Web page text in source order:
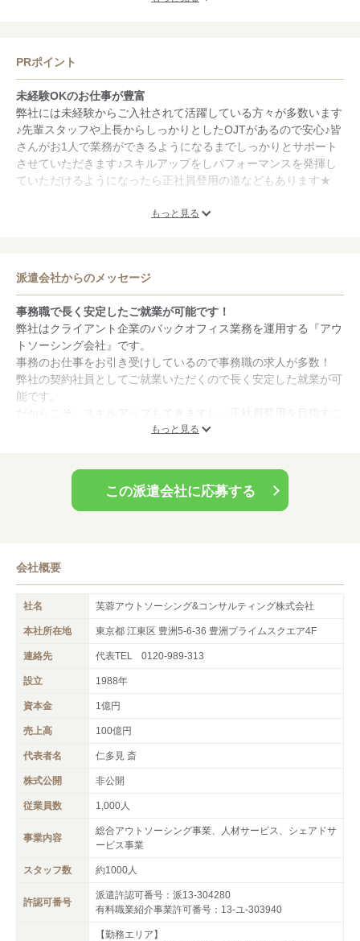
ショッピング/スポーツジムや習い事/育児・介護のサービスが割
引価格で利用）
■残業代別途全額支給
■通勤交通費全額支給（規定あり）
■有給休暇
■結婚休暇
■忌引休暇
■マイデイ休暇（誕生日休暇）
PRポイント
未経験OKのお仕事が豊富
弊社には未経験からご入社されて活躍している方々が多数います
♪先輩スタッフや上長からしっかりとしたOJTがあるので安心♪皆
さんがお1人で業務ができるようになるまでしっかりとサポート
させていただきます♪スキルアップをしパフォーマンスを発揮し
ていただけるようになったら正社員登用の道などもあります★
職場環境でいきいきとお仕事をしていただけます！
取り扱い職種が豊富
弊社は人事・総務・経理といった管理部門のお仕事や、一般事
務・営業事務といったバックオフィス業務のお仕事など、豊富な
事務職の求人がございます！ご経験やご希望に合わせてご自身に
合う事務のお仕事を見つけやすい会社です！これまでのご経験を
活かして弊社で新たな事務業務にチャレンジしてみませんか？
もっと見る
派遣会社からのメッセージ
事務職で長く安定したご就業が可能です！
弊社はクライアント企業のバックオフィス業務を運用する『アウ
トソーシング会社』です。
事務のお仕事をお引き受けしているので事務職の求人が多数！
弊社の契約社員としてご就業いただくので長く安定した就業が可
能です。
事務職をお探しの方からのご応募をお待ちしております！
もっと見る
この派遣会社に応募する
会社概要
社名 芙蓉アウトソーシング&コンサルティング株式会社
本社所在地 東京都 江東区 豊洲5-6-36 豊洲プライムスクエア4F
連絡先 代表TEL 0120-989-313
設立 1988年
資本金 1億円
売上高 100億円
代表者名 仁多見 斎
株式公開 非公開
従業員数 1,000人
事業内容
総合アウトソーシング事業、人材サービス、シェアドサ
ービス事業
スタッフ数 約1000人
許認可番号
派遣許認可番号：派13-304280
有料職業紹介事業許可番号：13-ユ-303940
【勤務エリア】